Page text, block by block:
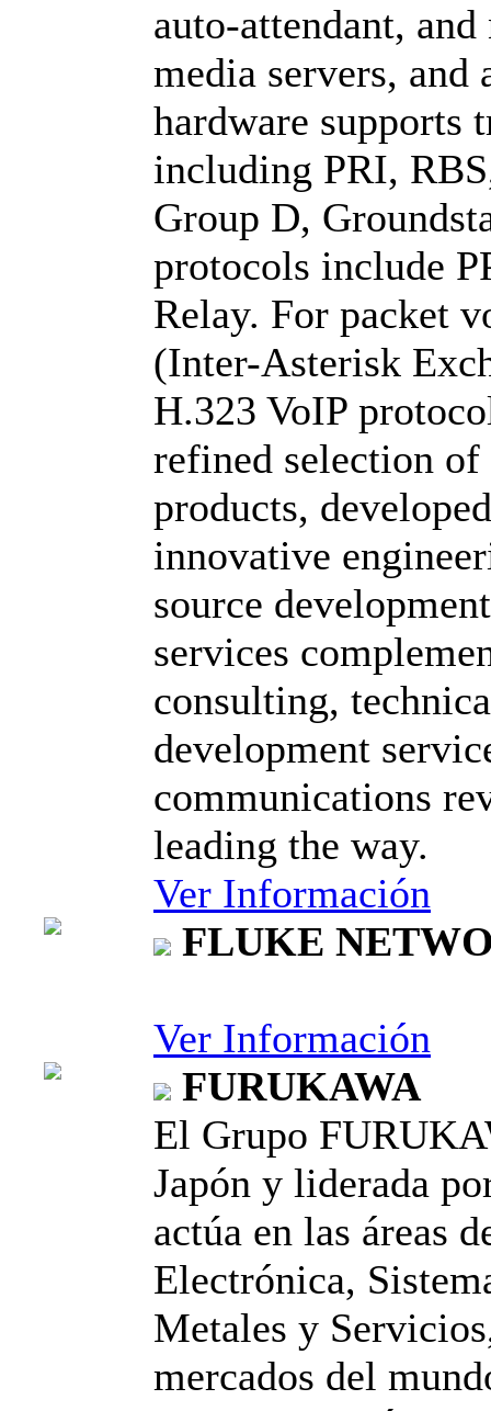
auto-attendant,
media servers,
hardware supports
including PRI,
Group D,
protocols include
Relay. For packet
(Inter-Asterisk
H.323 VoIP
refined selection
products,
innovative
source
services
consulting,
development
communications
leading the way.
Ver Información
FLUKE
Ver Información
FURUKAWA
El Grupo
Japón y liderada
actúa en las áreas
Electrónica,
Metales y
mercados del